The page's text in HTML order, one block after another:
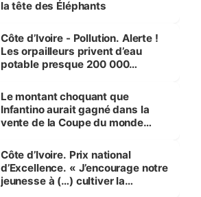
la tête des Éléphants
Côte d’Ivoire - Pollution. Alerte !
Les orpailleurs privent d’eau
potable presque 200 000
Le montant choquant que
Infantino aurait gagné dans la
vente de la Coupe du monde
Côte d’Ivoire. Prix national
d’Excellence. « J’encourage notre
jeunesse à (…) cultiver la